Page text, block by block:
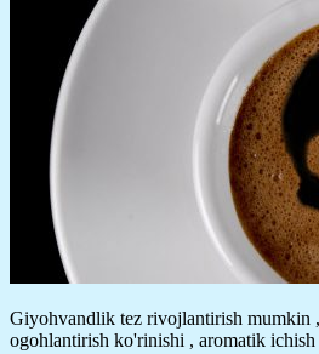
Giyohvandlik tez rivojlantirish mumkin
ogohlantirish ko'rinishi , aromatik